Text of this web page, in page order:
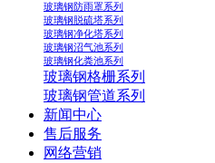
玻璃钢防雨罩系列
玻璃钢脱硫塔系列
玻璃钢净化塔系列
玻璃钢沼气池系列
玻璃钢化粪池系列
玻璃钢格栅系列
玻璃钢管道系列
新闻中心
售后服务
网络营销